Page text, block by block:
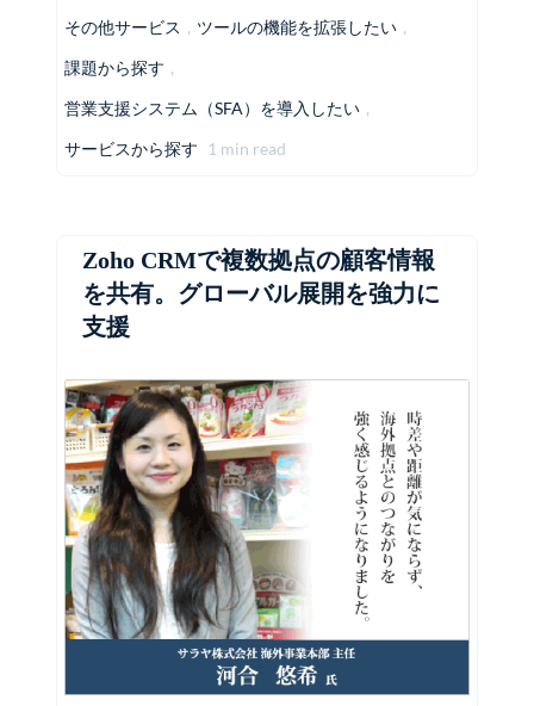
その他サービス , ツールの機能を拡張したい ,
課題から探す ,
営業支援システム（SFA）を導入したい ,
サービスから探す
1 min read
Zoho CRMで複数拠点の顧客情報
を共有。グローバル展開を強力に
支援